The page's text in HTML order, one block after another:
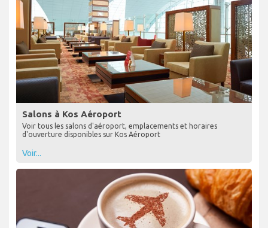
Salons à Kos Aéroport
Voir tous les salons d'aéroport, emplacements et horaires
d'ouverture disponibles sur Kos Aéroport
Voir...